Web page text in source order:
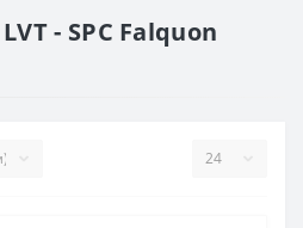
- SPC Falquon